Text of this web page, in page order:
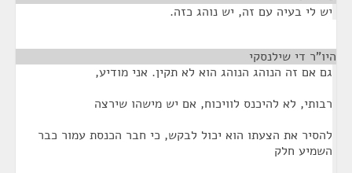
יש לי בעיה עם זה, יש נוהג כזה.
היו"ר די שילנסקי
גם אם זה הנוהג הנוהג הוא לא תקין. אני מודיע,
רבותי, לא להיכנס לוויכוח, אם יש מישהו שירצה
להסיר את הצעתו הוא יכול לבקש, כי חבר הכנסת עמור כבר
השמיע חלק